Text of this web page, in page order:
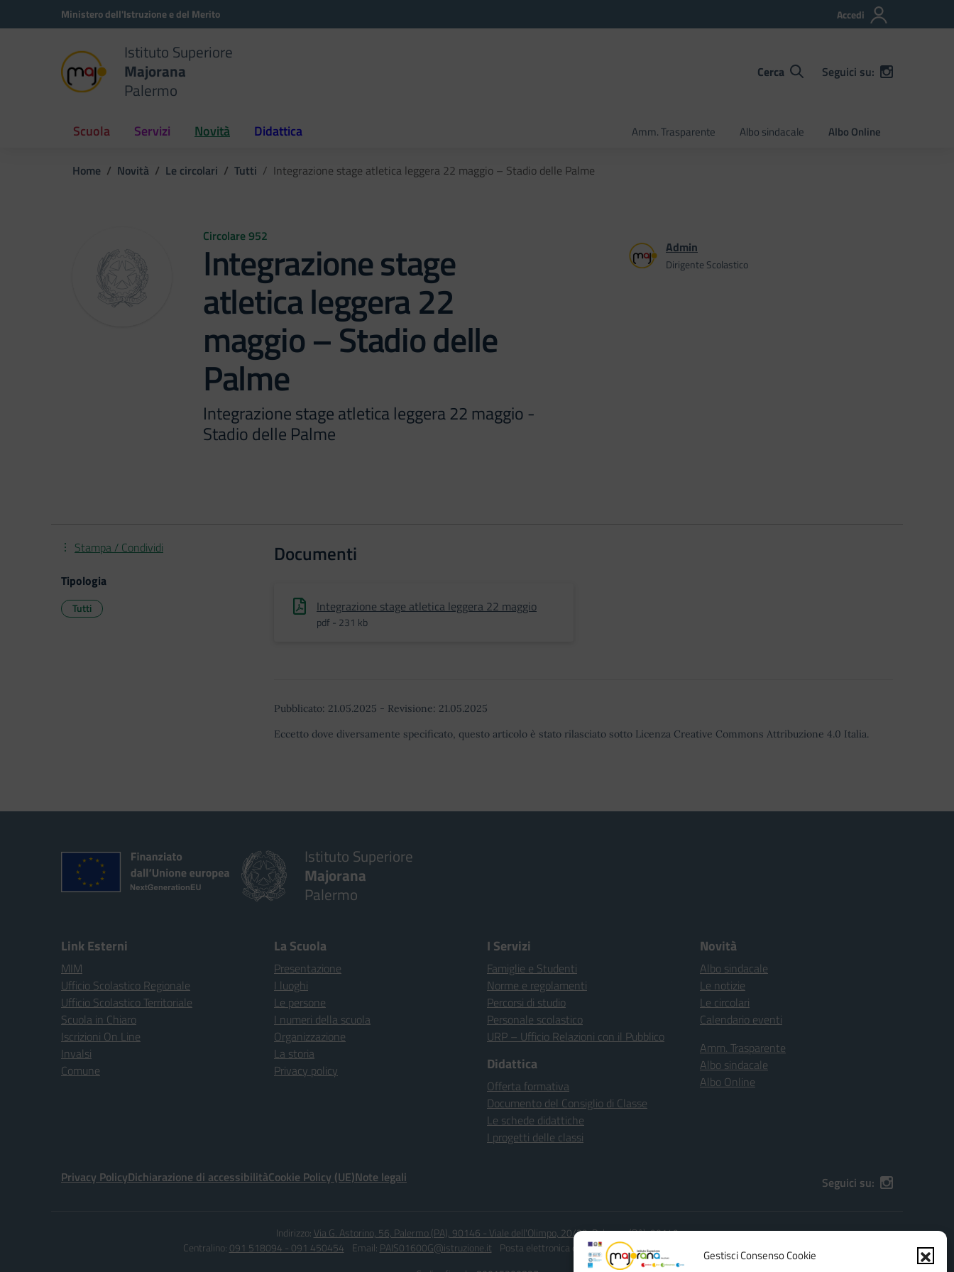
Gestisci Consenso Cookie
Vai ai contenuti
Vai al menu di navigazioneMinistero dell'Istruzione e del Merito Accedi
Istituto Superiore
Majorana
Palermo
Cerca Seguici su:
Scuola Servizi Novità Didattica Amm. Trasparente Albo sindacale Albo Online
Home Novità Le circolari Tutti Integrazione stage atletica leggera 22 maggio – Stadio delle Palme
Circolare 952
Integrazione stage
atletica leggera 22
maggio – Stadio delle
Palme
Integrazione stage atletica leggera 22 maggio -
Stadio delle Palme
Admin
Dirigente Scolastico
Documenti
Integrazione stage atletica leggera 22 maggio
pdf - 231 kb
Pubblicato: 21.05.2025 - Revisione: 21.05.2025
Eccetto dove diversamente specificato, questo articolo è stato rilasciato sotto Licenza Creative Commons Attribuzione 4.0 Italia.
Stampa / Condividi
Tipologia
Tutti
Istituto Superiore
Majorana
Palermo
Link Esterni
MIM
Ufficio Scolastico Regionale
Ufficio Scolastico Territoriale
Scuola in Chiaro
Iscrizioni On Line
Invalsi
Comune
La Scuola
Presentazione
I luoghi
Le persone
I numeri della scuola
Organizzazione
La storia
Privacy policy
I Servizi
Famiglie e Studenti
Norme e regolamenti
Percorsi di studio
Personale scolastico
URP – Ufficio Relazioni con il Pubblico
Didattica
Offerta formativa
Documento del Consiglio di Classe
Le schede didattiche
I progetti delle classi
Novità
Albo sindacale
Le notizie
Le circolari
Calendario eventi
Amm. Trasparente
Albo sindacale
Albo Online
Privacy PolicyDichiarazione di accessibilitàCookie Policy (UE)Note legali Seguici su:
Indirizzo: Via G. Astorino, 56, Palermo (PA), 90146 - Viale dell'Olimpo, 20/22, Palermo (PA), 90149
Centralino: 091 518094 - 091 450454 Email: PAIS01600G@istruzione.it Posta elettronica certificata (PEC):PAIS01600G@pec.istruzione.it